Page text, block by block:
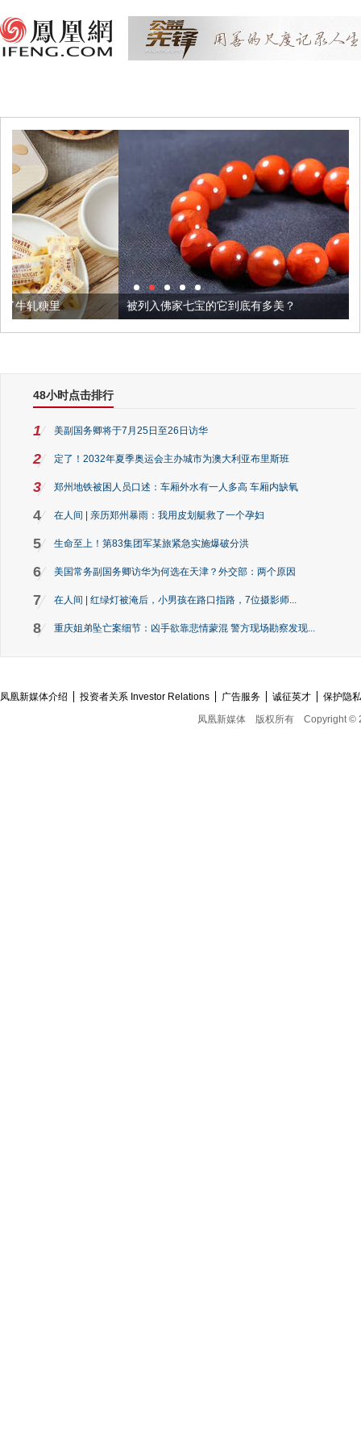
被列入佛家七宝的它到底有多美？
48小时点击排行
1 美副国务卿将于7月25日至26日访华
2 定了！2032年夏季奥运会主办城市为澳大利亚布里斯班
3 郑州地铁被困人员口述：车厢外水有一人多高 车厢内缺氧
4 在人间 | 亲历郑州暴雨：我用皮划艇救了一个孕妇
5 生命至上！第83集团军某旅紧急实施爆破分洪
6 美国常务副国务卿访华为何选在天津？外交部：两个原因
7 在人间 | 红绿灯被淹后，小男孩在路口指路，7位摄影师...
8 重庆姐弟坠亡案细节：凶手欲靠悲情蒙混 警方现场勘察发现...
凤凰新媒体介绍 投资者关系 Investor Relations 广告服务 诚征英才
保护隐
凤凰新媒体
版权所有 Copyright ©